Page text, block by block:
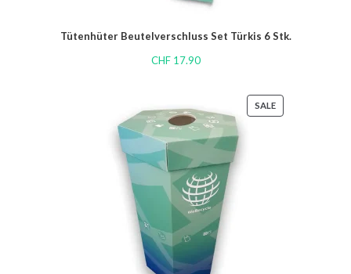
Tütenhüter Beutelverschluss Set Türkis 6 Stk.
CHF17.90
SALE